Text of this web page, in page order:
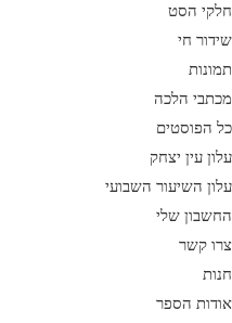
חלקי הסט
שידור חי
תמונות
מכתבי הלכה
כל הפוסטים
עלון עין יצחק
עלון השיעור השבועי
החשבון שלי
צרו קשר
חנות
אודות הספר